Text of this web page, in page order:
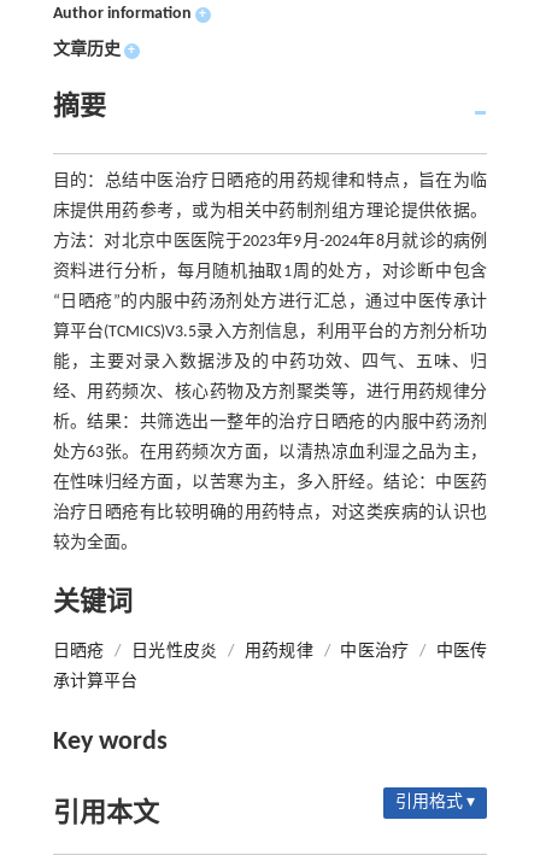
Author information +
文章历史 +
摘要
目的：总结中医治疗日晒疮的用药规律和特点，旨在为临
床提供用药参考，或为相关中药制剂组方理论提供依据。
方法：对北京中医医院于2023年9月-2024年8月就诊的病例
资料进行分析，每月随机抽取1周的处方，对诊断中包含
“日晒疮”的内服中药汤剂处方进行汇总，通过中医传承计
算平台(TCMICS)V3.5录入方剂信息，利用平台的方剂分析功
能，主要对录入数据涉及的中药功效、四气、五味、归
经、用药频次、核心药物及方剂聚类等，进行用药规律分
析。结果：共筛选出一整年的治疗日晒疮的内服中药汤剂
处方63张。在用药频次方面，以清热凉血利湿之品为主，
在性味归经方面，以苦寒为主，多入肝经。结论：中医药
治疗日晒疮有比较明确的用药特点，对这类疾病的认识也
较为全面。
关键词
日晒疮 / 日光性皮炎 / 用药规律 / 中医治疗 /
中医传
承计算平台
Key words
引用本文 引用格式 ▾